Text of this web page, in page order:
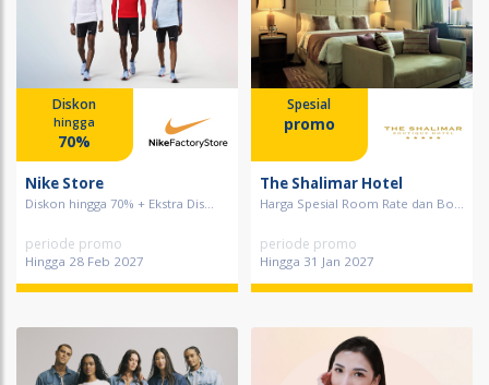
Diskon
hingga
70%
Nike Store
Diskon hingga 70% + Ekstra Dis...
periode promo
Hingga 28 Feb 2027
Spesial
promo
The Shalimar Hotel
Harga Spesial Room Rate dan Bo...
periode promo
Hingga 31 Jan 2027